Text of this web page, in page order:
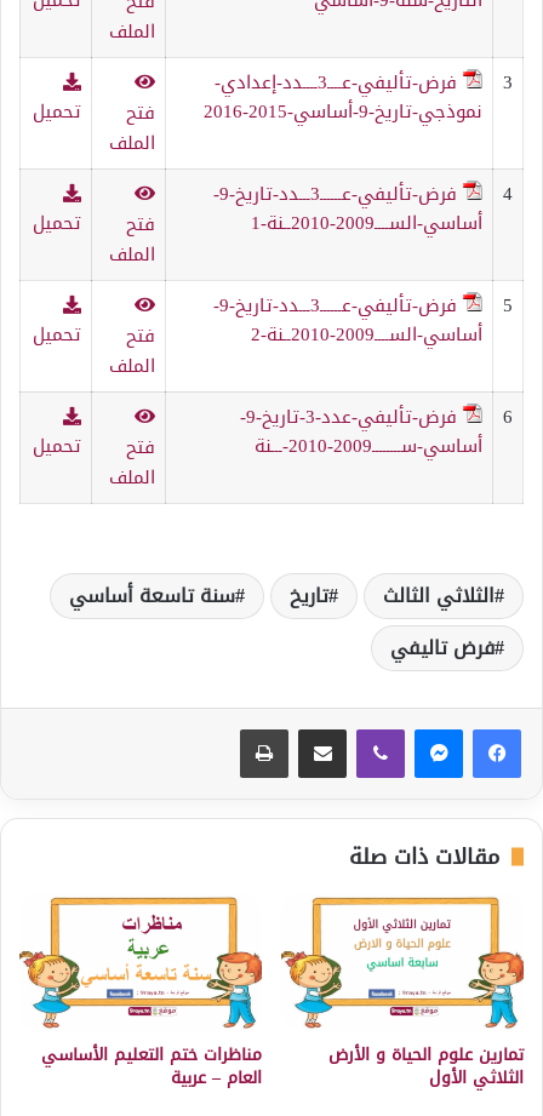
الملف
3
فرض-تأليفي-عــــ3ــــدد-إعدادي-
نموذجي-تاريخ-9-أساسي-2015-2016
فتح
الملف
تحميل
4
فرض-تأليفي-عــــــ3ـــدد-تاريخ-9-
أساسي-الســــ2009-2010ــنة-1
فتح
الملف
تحميل
5
فرض-تأليفي-عــــــ3ـــدد-تاريخ-9-
أساسي-الســــ2009-2010ــنة-2
فتح
الملف
تحميل
6
فرض-تأليفي-عدد-3-تاريخ-9-
أساسي-ســــــــ2009-2010-ـــنة
فتح
الملف
تحميل
الثلاثي الثالث تاريخ
سنة تاسعة أساسي
فرض تاليفي
مقالات ذات صلة
تمارين علوم الحياة و الأرض
الثلاثي الأول
مناظرات ختم التعليم الأساسي
العام – عربية